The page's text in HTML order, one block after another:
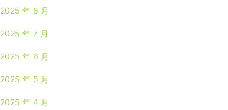
2025 年 8 月
2025 年 7 月
2025 年 6 月
2025 年 5 月
2025 年 4 月